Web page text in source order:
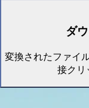
ダ
変換されたファイ
接クリ